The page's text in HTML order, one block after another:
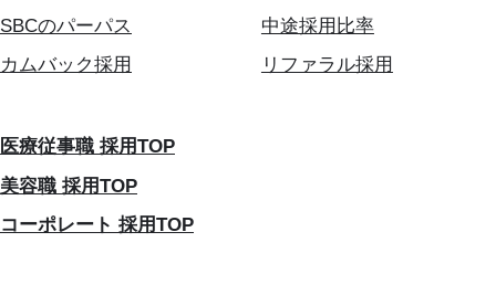
SBCのパーパス
中途採用比率
カムバック採用
リファラル採用
医療従事職 採用TOP
美容職 採用TOP
コーポレート 採用TOP